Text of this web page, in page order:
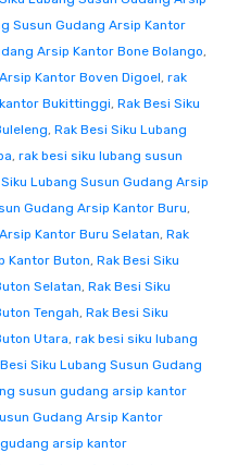
Susun Gudang Arsip Kantor
Arsip Kantor Bone Bolango,
Kantor Boven Digoel, rak
Bukittinggi, Rak Besi Siku
, Rak Besi Siku Lubang
, rak besi siku lubang susun
Lubang Susun Gudang Arsip
Gudang Arsip Kantor Buru,
Kantor Buru Selatan, Rak
Kantor Buton, Rak Besi Siku
Selatan, Rak Besi Siku
Tengah, Rak Besi Siku
Utara, rak besi siku lubang
Siku Lubang Susun Gudang
susun gudang arsip kantor
Gudang Arsip Kantor
arsip kantor